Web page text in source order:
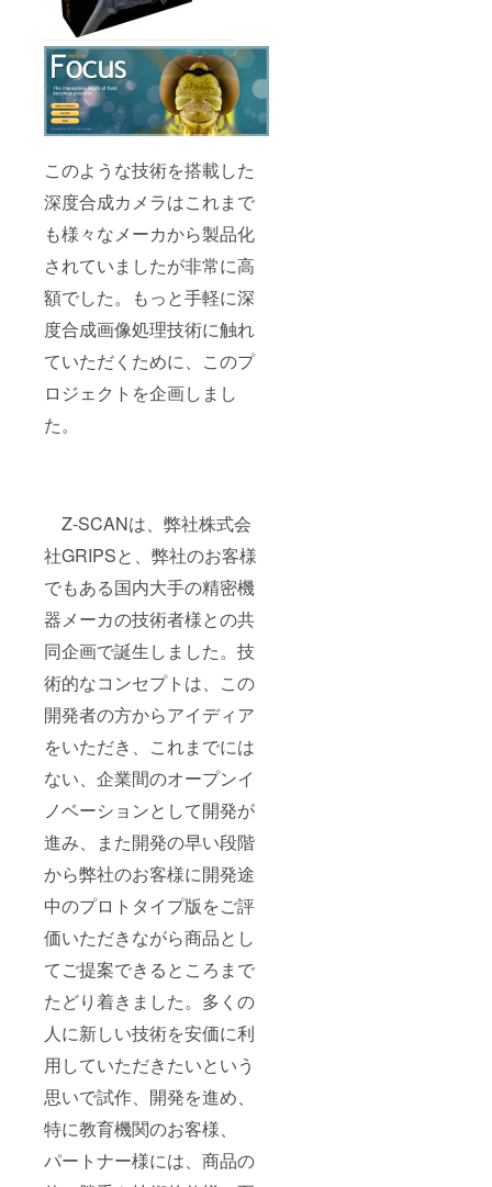
このような技術を搭載した
深度合成カメラはこれまで
も様々なメーカから製品化
されていましたが非常に高
額でした。もっと手軽に深
度合成画像処理技術に触れ
ていただくために、このプ
ロジェクトを企画しまし
た。
Z-SCANは、弊社株式会
社GRIPSと、弊社のお客様
でもある国内大手の精密機
器メーカの技術者様との共
同企画で誕生しました。技
術的なコンセプトは、この
開発者の方からアイディア
をいただき、これまでには
ない、企業間のオープンイ
ノベーションとして開発が
進み、また開発の早い段階
から弊社のお客様に開発途
中のプロトタイプ版をご評
価いただきながら商品とし
てご提案できるところまで
たどり着きました。多くの
人に新しい技術を安価に利
用していただきたいという
思いで試作、開発を進め、
特に教育機関のお客様、
パートナー様には、商品の